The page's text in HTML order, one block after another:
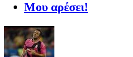
Μου αρέσει!